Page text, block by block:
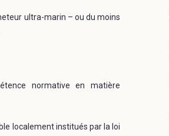
ultra-marin – ou du moins
normative en matière
localement institués par la loi